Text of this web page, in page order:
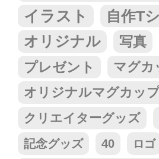
イラスト 自作T
オリジナル 写真
プレゼント
マグカ
オリジナルマグカッ
クリエイターグッズ
記念グッズ
40 ロゴ